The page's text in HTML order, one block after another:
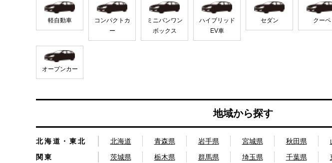
軽自動車
コンパクトカ
ー
ミニバンワン
ボックス
ハイブリッド
EV車
セダン クーペ
オープンカー
地域から探す
北海道・東北 北海道 青森県 岩手県 宮城県 秋田県
関東
茨城県 栃木県 群馬県 埼玉県 千葉県